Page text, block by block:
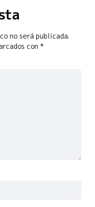
no será publicada.
con *